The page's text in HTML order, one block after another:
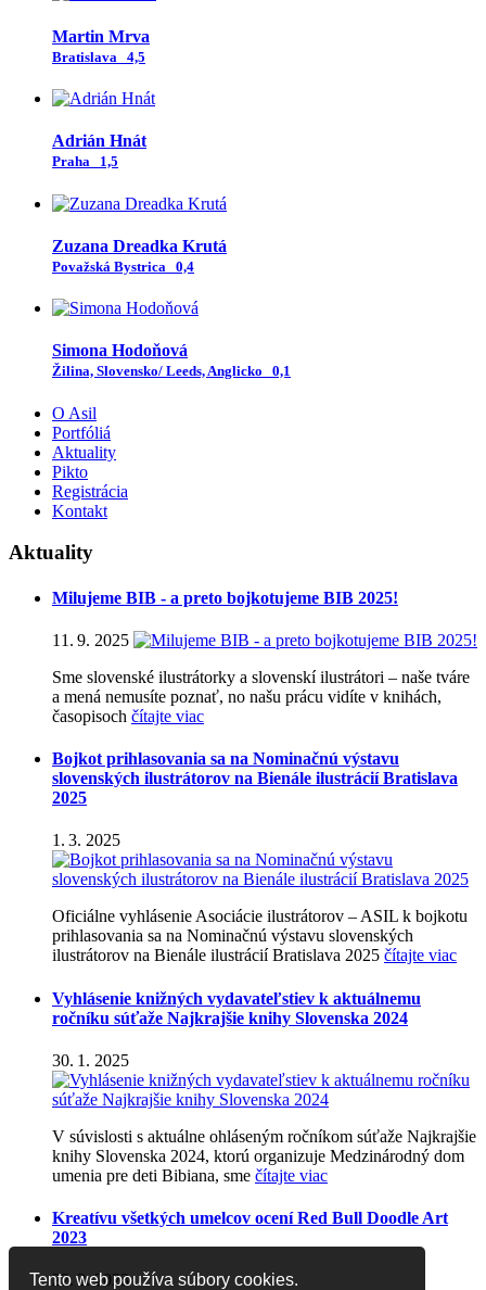
Tento web používa súbory cookies.
Martin Mrva
Bratislava 4,5
Adrián Hnát
Praha 1,5
Zuzana Dreadka Krutá
Považská Bystrica 0,4
Simona Hodoňová
Žilina, Slovensko/ Leeds, Anglicko 0,1
O Asil
Portfóliá
Aktuality
Pikto
Registrácia
Kontakt
Aktuality
Milujeme BIB - a preto bojkotujeme BIB 2025!
11. 9. 2025
Sme slovenské ilustrátorky a slovenskí ilustrátori – naše tváre
a mená nemusíte poznať, no našu prácu vidíte v knihách,
časopisoch čítajte viac
Bojkot prihlasovania sa na Nominačnú výstavu
slovenských ilustrátorov na Bienále ilustrácií Bratislava
2025
1. 3. 2025
Oficiálne vyhlásenie Asociácie ilustrátorov – ASIL k bojkotu
prihlasovania sa na Nominačnú výstavu slovenských
ilustrátorov na Bienále ilustrácií Bratislava 2025 čítajte viac
Vyhlásenie knižných vydavateľstiev k aktuálnemu
ročníku súťaže Najkrajšie knihy Slovenska 2024
30. 1. 2025
V súvislosti s aktuálne ohláseným ročníkom súťaže Najkrajšie
knihy Slovenska 2024, ktorú organizuje Medzinárodný dom
umenia pre deti Bibiana, sme čítajte viac
Kreatívu všetkých umelcov ocení Red Bull Doodle Art
2023
22. 2. 2023